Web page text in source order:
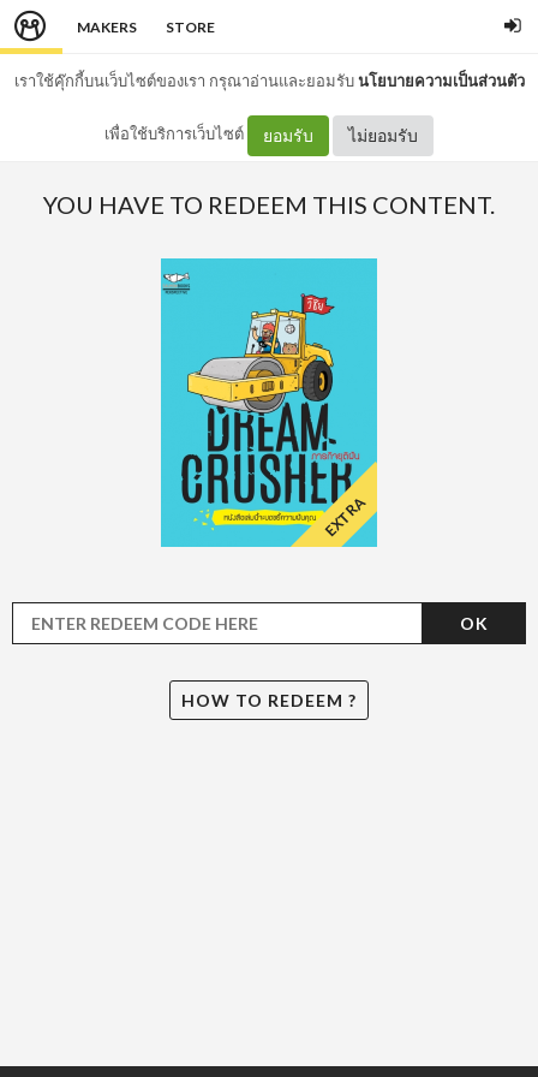
MAKERS STORE
เราใช้คุ๊กกี้บนเว็บไซต์ของเรา กรุณาอ่านและยอมรับนโยบายความเป็นส่วนตัว
เพื่อใช้บริการเว็บไซต์ ยอมรับ ไม่ยอมรับ
YOU HAVE TO REDEEM THIS CONTENT.
EXTRA
OK
HOW TO REDEEM ?